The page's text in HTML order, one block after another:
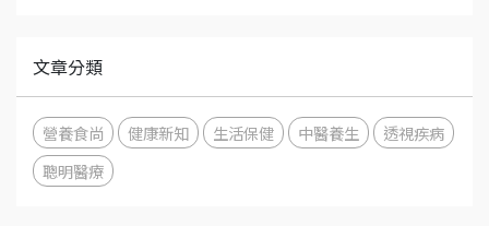
文章分類
營養食尚 健康新知 生活保健 中醫養生
透視疾病
聰明醫療